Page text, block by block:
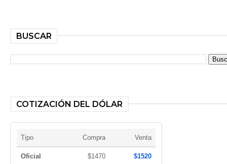
BUSCAR
COTIZACIÓN DEL DÓLAR
Tipo Compra Venta
Oficial $1470 $1520